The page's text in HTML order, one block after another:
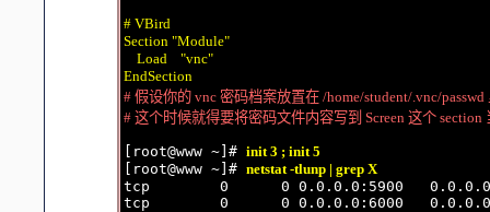
# VBird
Section "Module"
    Load    "vnc"
EndSection
# 假设你的 vnc 密码档案放置在 /home/student/.vnc/passwd
# 这个时候就得要将密码文件内容写到 Screen 这个 section
[root@www ~]# init 3 ; init 5
[root@www ~]# netstat -tlunp | grep X
tcp        0      0 0.0.0.0:5900
tcp        0      0 0.0.0.0:6000